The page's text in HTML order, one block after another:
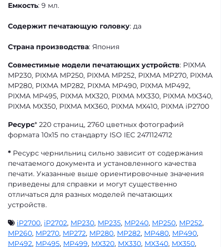
Емкость: 9 мл.
Содержит печатающую головку: да
Страна производства: Япония
Совместимые модели печатающих устройств: PIXMA
MP230, PIXMA MP250, PIXMA MP252, PIXMA MP270, PIXMA
MP280, PIXMA MP282, PIXMA MP490, PIXMA MP492,
PIXMA MP495, PIXMA MX320, PIXMA MX330, PIXMA MX340,
PIXMA MX350, PIXMA MX360, PIXMA MX410, PIXMA iP2700
Ресурс* 220 страниц, 2760 цветных фотографий
формата 10х15 по стандарту ISO IEC 2471124712
* Ресурс чернильниц сильно зависит от содержания
печатаемого документа и установленного качества
печати. Указанные выше ориентировочные значения
приведены для справки и могут существенно
отличаться для разных моделей печатающих
устройств.
iP2700, iP2702, MP230, MP235, MP240, MP250, MP252,
MP260, MP270, MP272, MP280, MP282, MP480, MP490,
MP492, MP495, MP499, MX320, MX330, MX340, MX350,